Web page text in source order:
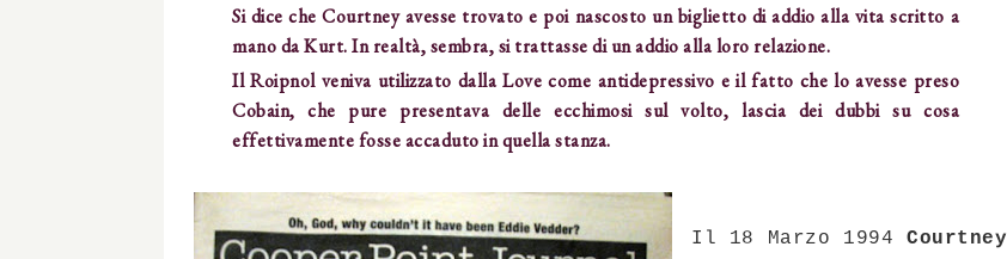
Si dice che Courtney avesse trovato e poi nascosto un biglietto di addio alla vita scritto a
mano da Kurt. In realtà, sembra, si trattasse di un addio alla loro relazione.
Il Roipnol veniva utilizzato dalla Love come antidepressivo e il fatto che lo avesse preso
Cobain, che pure presentava delle ecchimosi sul volto, lascia dei dubbi su cosa
effettivamente fosse accaduto in quella stanza.
Il 18 Marzo 1994 Courtney